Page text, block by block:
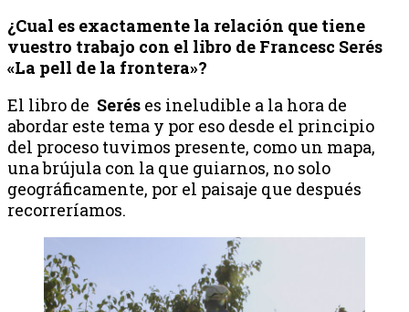
¿Cual es exactamente la relación que tiene
vuestro trabajo con el libro de Francesc Serés
«La pell de la frontera»?
El libro de Serés es ineludible a la hora de
abordar este tema y por eso desde el principio
del proceso tuvimos presente, como un mapa,
una brújula con la que guiarnos, no solo
geográficamente, por el paisaje que después
recorreríamos.